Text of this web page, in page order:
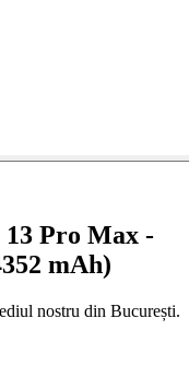
13 Pro Max -
mAh)
nostru din București.